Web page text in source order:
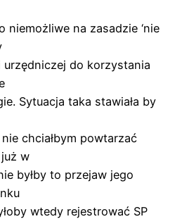
niemożliwe na zasadzie ‘nie
urzędniczej do korzystania
Sytuacja taka stawiała by
chciałbym powtarzać
w
byłby to przejaw jego
wtedy rejestrować SP